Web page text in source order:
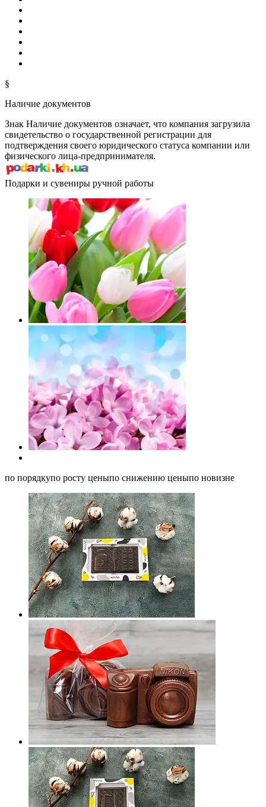
§
Наличие документов
Знак Наличие документов означает, что компания загрузила
свидетельство о государственной регистрации для
подтверждения своего юридического статуса компании или
физического лица-предпринимателя.
Подарки и сувениры ручной работы
по порядкупо росту ценыпо снижению ценыпо новизне